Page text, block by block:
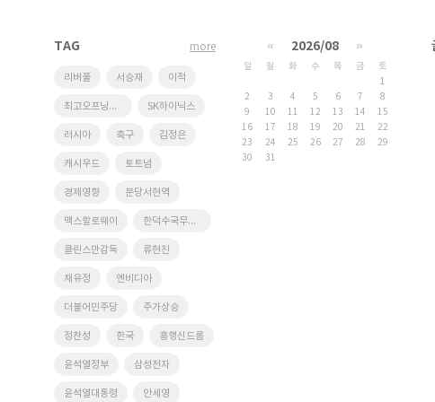
TAG
리버풀 서승재 이적
최고오프닝스코어 SK하이닉스
러시아 축구 김정은
캐시우드 토트넘
경제영향 분당서현역
맥스할로웨이 한덕수국무총리
클린스만감독 류현진
채유정 엔비디아
더불어민주당 주가상승
정찬성 한국 흥행신드롬
윤석열정부 삼성전자
윤석열대통령 안세영
more « 2026/08 »
일 월 화 수 목 금
토
1
2
3 4 5 6 7
8
9
10 11 12 13 14
15
16
17 18 19 20 21
22
23
24 25 26 27 28
29
30
31